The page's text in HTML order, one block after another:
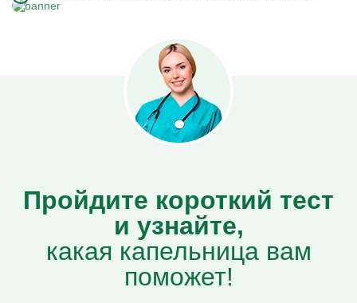
Пройдите короткий тест
и узнайте,
какая капельница вам
поможет!